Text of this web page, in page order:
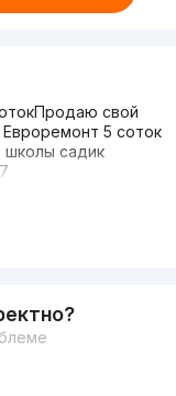
свой
5 соток
садик